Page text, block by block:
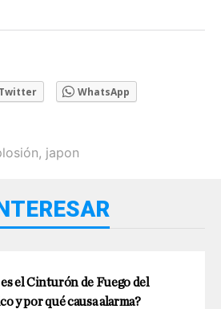
Twitter WhatsApp
, japon
es el Cinturón de Fuego del
y por qué causa alarma?